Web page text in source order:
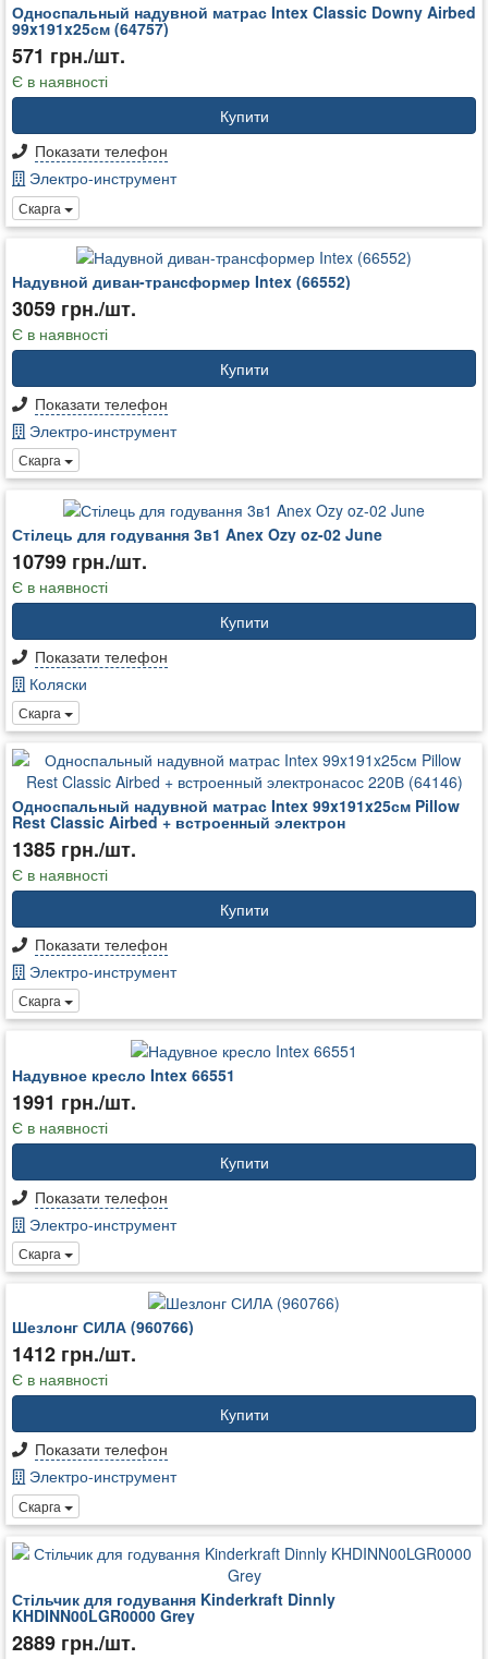
Односпальный надувной матрас Intex Classic Downy Airbed
99x191x25см (64757)
571 грн./шт.
Є в наявності
Купити
Показати телефон
Электро-инструмент
Скарга
Надувной диван-трансформер Intex (66552)
3059 грн./шт.
Є в наявності
Купити
Показати телефон
Электро-инструмент
Скарга
Стілець для годування 3в1 Anex Ozy oz-02 June
10799 грн./шт.
Є в наявності
Купити
Показати телефон
Коляски
Скарга
Односпальный надувной матрас Intex 99x191x25см Pillow
Rest Classic Airbed + встроенный электрон
1385 грн./шт.
Є в наявності
Купити
Показати телефон
Электро-инструмент
Скарга
Надувное кресло Intex 66551
1991 грн./шт.
Є в наявності
Купити
Показати телефон
Электро-инструмент
Скарга
Шезлонг СИЛА (960766)
1412 грн./шт.
Є в наявності
Купити
Показати телефон
Электро-инструмент
Скарга
Стільчик для годування Kinderkraft Dinnly
KHDINN00LGR0000 Grey
2889 грн./шт.